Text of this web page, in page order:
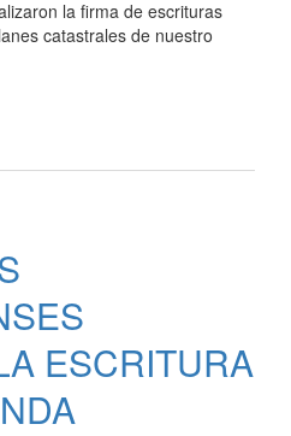
la firma de escrituras
catastrales de nuestro
ESCRITURA